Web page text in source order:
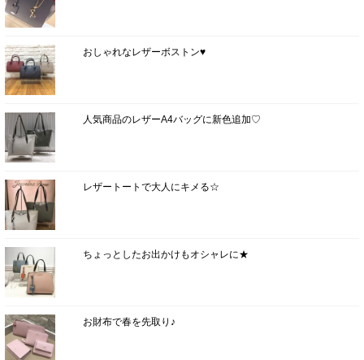
おしゃれなレザーボストン♥
人気商品のレザーA4バッグに新色追加♡
レザートートで大人にキメる☆
ちょっとしたお出かけもオシャレに★
お財布で春を先取り♪